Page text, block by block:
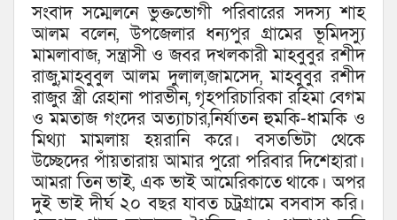
সংবাদ সম্মেলনে ভুক্তভোগী পরিবারের সদস্য শাহ
আলম বলেন, উপজেলার ধন্যপুর গ্রামের ভূমিদস্যু
মামলাবাজ, সন্ত্রাসী ও জবর দখলকারী মাহবুবুর রশীদ
রাজু,মাহবুবুল আলম দুলাল,জামসেদ, মাহবুবুর রশীদ
রাজুর স্ত্রী রেহানা পারভীন, গৃহপরিচারিকা রহিমা বেগম
ও মমতাজ গংদের অত্যাচার,নির্যাতন হুমকি-ধামকি ও
মিথ্যা মামলায় হয়রানি করে। বসতভিটা থেকে
উচ্ছেদের পাঁয়তারায় আমার পুরো পরিবার দিশেহারা।
আমরা তিন ভাই, এক ভাই আমেরিকাতে থাকে। অপর
দুই ভাই দীর্ঘ ২০ বছর যাবত চট্রগ্রামে বসবাস করি।